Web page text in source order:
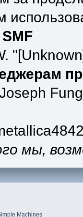
мы,
Machines